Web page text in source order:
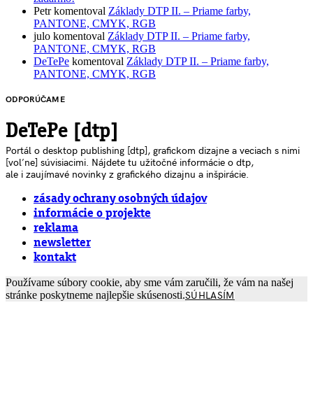
Petrkomentoval Základy DTP II. – Priame farby,
PANTONE, CMYK, RGB
julo komentoval Základy DTP II. – Priame farby,
PANTONE, CMYK, RGB
DeTePe komentoval Základy DTP II. – Priame farby,
PANTONE, CMYK, RGB
ODPORÚČAME
DeTePe [dtp]
Portál o desktop publishing [dtp], grafickom dizajne a veciach s nimi
[voľne] súvisiacimi. Nájdete tu užitočné informácie o dtp,
ale i zaujímavé novinky z grafického dizajnu a inšpirácie.
zásady ochrany osobných údajov
informácie o projekte
reklama
newsletter
kontakt
Používame súbory cookie, aby sme vám zaručili, že vám na našej
stránke poskytneme najlepšie skúsenosti.SÚHLASÍM